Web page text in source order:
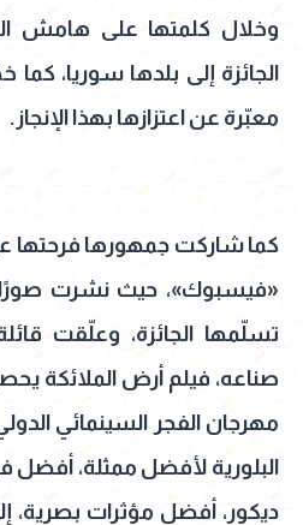
وخلال كلمتها على هامش
الجائزة إلى بلدها سوريا،
معبّرة عن اعتزازها بهذا الإنجاز.
كما شاركت جمهورها فرحتها
«فيسبوك»، حيث نشرت صورًا
تسلّمها الجائزة، وعلّقت
صناعه، فيلم أرض الملائكة
البلورية لأفضل ممثلة، أفضل
ديكور، أفضل مؤثرات بصرية،